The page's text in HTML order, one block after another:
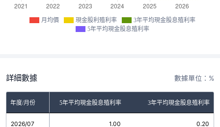
月均價 現金股利殖利率
3年平均現金股息殖利率
5年平均現金股息殖利率
詳細數據 數據單位：%
年度/月份
股利殖利率 5年平均現金股息殖利率 3年平均現金股息殖利率
2026/07
0.00 1.00 0.20